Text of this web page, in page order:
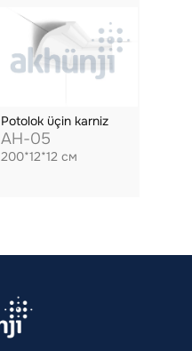
Potolok üçin karniz
AH-05
200*12*12 см